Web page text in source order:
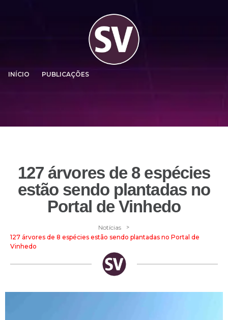
INÍCIO PUBLICAÇÕES
127 árvores de 8 espécies
estão sendo plantadas no
Portal de Vinhedo
Notícias >
127 árvores de 8 espécies estão sendo plantadas no Portal de
Vinhedo